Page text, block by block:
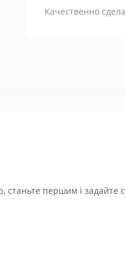
Качественно
станьте першим і задайте